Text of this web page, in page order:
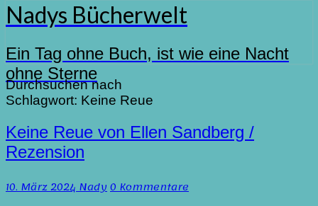
Nadys Bücherwelt
Ein Tag ohne Buch, ist wie eine Nacht
ohne Sterne
Durchsuchen nach
Schlagwort: Keine Reue
Keine
Reue
von
Sandberg
Keine Reue von Ellen Sandberg /
Rezension
10. März 2024NadyKommentare
0 Kommentare